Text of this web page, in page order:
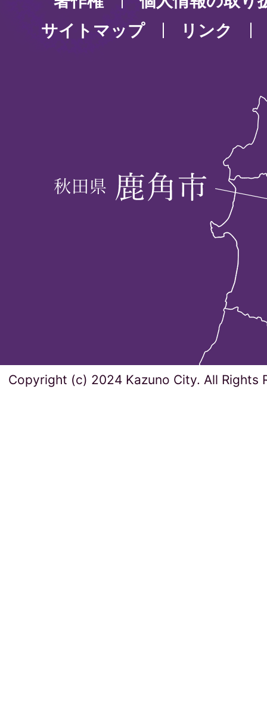
サイトマップ
リンク
Copyright (c) 2024 Kazuno City. All Rights